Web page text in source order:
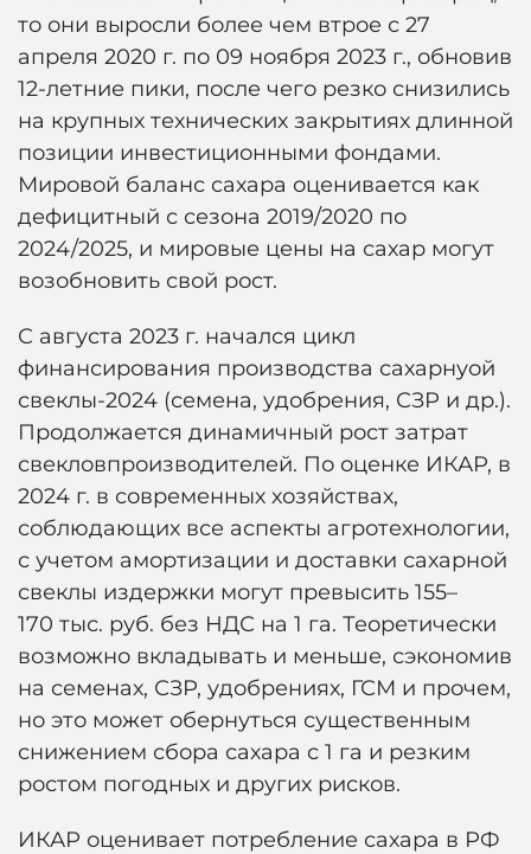
то они выросли более чем втрое с 27
апреля 2020 г. по 09 ноября 2023 г., обновив
12-летние пики, после чего резко снизились
на крупных технических закрытиях длинной
позиции инвестиционными фондами.
Мировой баланс сахара оценивается как
дефицитный с сезона 2019/2020 по
2024/2025, и мировые цены на сахар могут
возобновить свой рост.
С августа 2023 г. начался цикл
финансирования производства сахарнуой
свеклы-2024 (семена, удобрения, СЗР и др.).
Продолжается динамичный рост затрат
свекловпроизводителей. По оценке ИКАР, в
2024 г. в современных хозяйствах,
соблюдающих все аспекты агротехнологии,
с учетом амортизации и доставки сахарной
свеклы издержки могут превысить 155–
170 тыс. руб. без НДС на 1 га. Теоретически
возможно вкладывать и меньше, сэкономив
на семенах, СЗР, удобрениях, ГСМ и прочем,
но это может обернуться существенным
снижением сбора сахара с 1 га и резким
ростом погодных и других рисков.
ИКАР оценивает потребление сахара в РФ